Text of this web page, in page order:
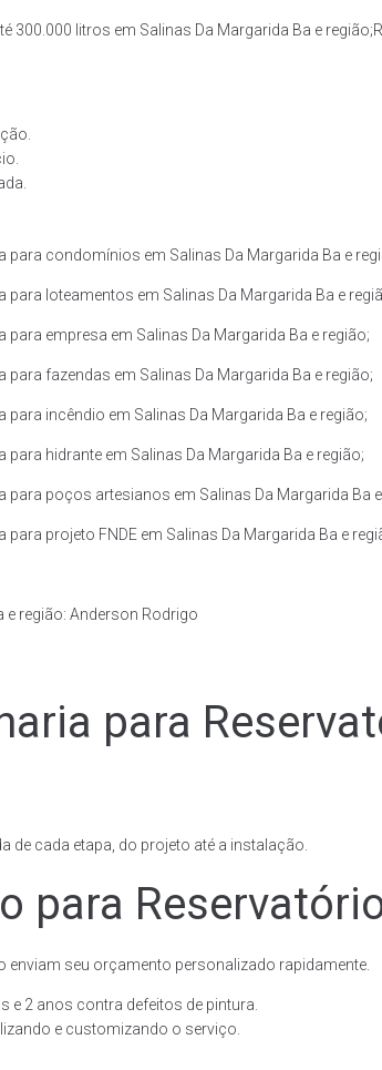
300.000 litros em Salinas Da Margarida Ba e
condomínios em Salinas Da Margarida Ba e
loteamentos em Salinas Da Margarida Ba e
empresa em Salinas Da Margarida Ba e região;
fazendas em Salinas Da Margarida Ba e região;
incêndio em Salinas Da Margarida Ba e região;
hidrante em Salinas Da Margarida Ba e região;
poços artesianos em Salinas Da Margarida Ba
projeto FNDE em Salinas Da Margarida Ba e
e região: Anderson Rodrigo
para
de cada etapa, do projeto até a instalação.
para
enviam seu orçamento personalizado rapidamente.
e 2 anos contra defeitos de pintura.
e customizando o serviço.